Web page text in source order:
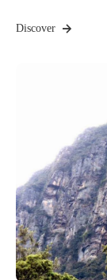
Discover